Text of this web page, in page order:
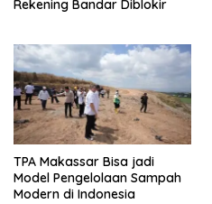
Rekening Bandar Diblokir
TPA Makassar Bisa jadi
Model Pengelolaan Sampah
Modern di Indonesia